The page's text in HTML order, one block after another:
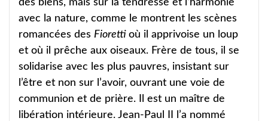
des biens, mais sur la tendresse et l’harmonie
avec la nature, comme le montrent les scènes
romancées des Fioretti où il apprivoise un loup
et où il prêche aux oiseaux. Frère de tous, il se
solidarise avec les plus pauvres, insistant sur
l’être et non sur l’avoir, ouvrant une voie de
communion et de prière. Il est un maître de
libération intérieure. Jean-Paul II l’a nommé